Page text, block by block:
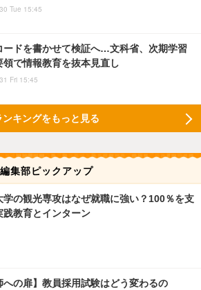
Tue 15:45
ードを書かせて検証へ…文科省、次期学習
領で情報教育を抜本見直し
Fri 15:45
ンキングをもっと見る
編集部ピックアップ
学の観光専攻はなぜ就職に強い？100％を支
践教育とインターン
への扉】教員採用試験はどう変わるの